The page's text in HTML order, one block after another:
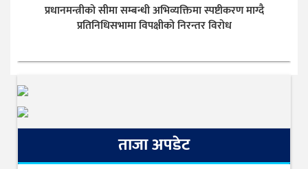
प्रधानमन्त्रीको सीमा सम्बन्धी अभिव्यक्तिमा स्पष्टीकरण माग्दै
प्रतिनिधिसभामा विपक्षीको निरन्तर विरोध
ताजा अपडेट